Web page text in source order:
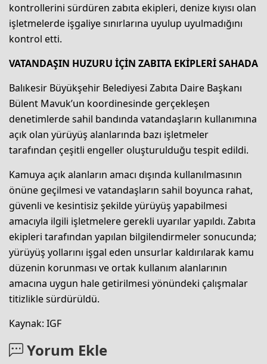
kontrollerini sürdüren zabıta ekipleri, denize kıyısı olan
işletmelerde işgaliye sınırlarına uyulup uyulmadığını
kontrol etti.
VATANDAŞIN HUZURU İÇİN ZABITA EKİPLERİ SAHADA
Balıkesir Büyükşehir Belediyesi Zabıta Daire Başkanı
Bülent Mavuk’un koordinesinde gerçekleşen
denetimlerde sahil bandında vatandaşların kullanımına
açık olan yürüyüş alanlarında bazı işletmeler
tarafından çeşitli engeller oluşturulduğu tespit edildi.
Kamuya açık alanların amacı dışında kullanılmasının
önüne geçilmesi ve vatandaşların sahil boyunca rahat,
güvenli ve kesintisiz şekilde yürüyüş yapabilmesi
amacıyla ilgili işletmelere gerekli uyarılar yapıldı. Zabıta
ekipleri tarafından yapılan bilgilendirmeler sonucunda;
yürüyüş yollarını işgal eden unsurlar kaldırılarak kamu
düzenin korunması ve ortak kullanım alanlarının
amacına uygun hale getirilmesi yönündeki çalışmalar
titizlikle sürdürüldü.
Kaynak: IGF
Yorum Ekle